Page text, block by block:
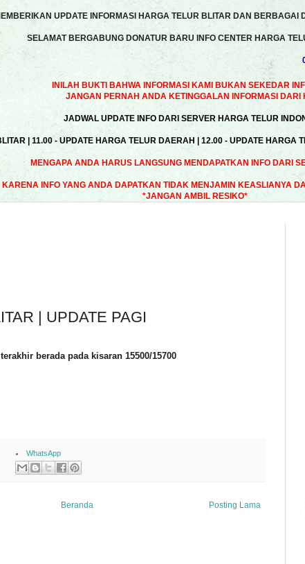
UPDATE INFORMASI HARGA TELUR BLITAR DAN BERBAGAI
SELAMAT BERGABUNG DONATUR BARU INFO CENTER HARGA
INILAH BUKTI BAHWA INFORMASI KAMI BUKAN SEKEDAR
JANGAN PERNAH ANDA KETINGGALAN INFORMASI DARI
JADWAL UPDATE INFO DARI SERVER HARGA TELUR
| 11.00 - UPDATE HARGA TELUR DAERAH | 12.00 - UPDATE HARGA
MENGAPA ANDA HARUS LANGSUNG MENDAPATKAN INFO DARI
KARENA INFO YANG ANDA DAPATKAN TIDAK MENJAMIN KEASLIANYA
*JANGAN AMBIL RESIKO*
| UPDATE PAGI
berada pada kisaran 15500/15700
WhatsApp
Posting Lama
Beranda